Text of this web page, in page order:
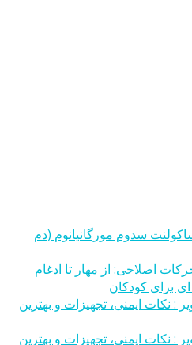
سدوم مورگانیانوم (دم
اصلاحی: از مهار تا ادغام
برای کودکان
: نکات ایمنی، تجهیزات و بهترین
: نکات ایمنی، تجهیزات و بهترین